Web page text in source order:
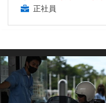
正社員